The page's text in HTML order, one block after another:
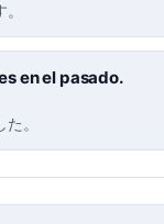
en el pasado.
。